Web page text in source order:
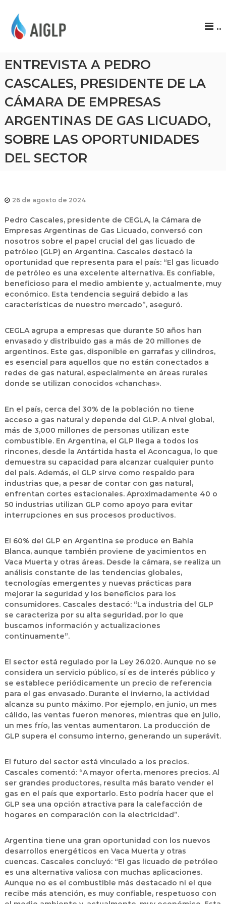
P
..
ENTREVISTA A PEDRO
CASCALES, PRESIDENTE DE LA
CÁMARA DE EMPRESAS
ARGENTINAS DE GAS LICUADO,
SOBRE LAS OPORTUNIDADES
DEL SECTOR
26 de agosto de 2024
Pedro Cascales, presidente de CEGLA, la Cámara de
Empresas Argentinas de Gas Licuado, conversó con
nosotros sobre el papel crucial del gas licuado de
petróleo (GLP) en Argentina. Cascales destacó la
oportunidad que representa para el país: “El gas licuado
de petróleo es una excelente alternativa. Es confiable,
beneficioso para el medio ambiente y, actualmente, muy
económico. Esta tendencia seguirá debido a las
características de nuestro mercado”, aseguró.
CEGLA agrupa a empresas que durante 50 años han
envasado y distribuido gas a más de 20 millones de
argentinos. Este gas, disponible en garrafas y cilindros,
es esencial para aquellos que no están conectados a
redes de gas natural, especialmente en áreas rurales
donde se utilizan conocidos «chanchas».
En el país, cerca del 30% de la población no tiene
acceso a gas natural y depende del GLP. A nivel global,
más de 3,000 millones de personas utilizan este
combustible. En Argentina, el GLP llega a todos los
rincones, desde la Antártida hasta el Aconcagua, lo que
demuestra su capacidad para alcanzar cualquier punto
del país. Además, el GLP sirve como respaldo para
industrias que, a pesar de contar con gas natural,
enfrentan cortes estacionales. Aproximadamente 40 o
50 industrias utilizan GLP como apoyo para evitar
interrupciones en sus procesos productivos.
El 60% del GLP en Argentina se produce en Bahía
Blanca, aunque también proviene de yacimientos en
Vaca Muerta y otras áreas. Desde la cámara, se realiza un
análisis constante de las tendencias globales,
tecnologías emergentes y nuevas prácticas para
mejorar la seguridad y los beneficios para los
consumidores. Cascales destacó: “La industria del GLP
se caracteriza por su alta seguridad, por lo que
buscamos información y actualizaciones
continuamente”.
El sector está regulado por la Ley 26.020. Aunque no se
considera un servicio público, sí es de interés público y
se establece periódicamente un precio de referencia
para el gas envasado. Durante el invierno, la actividad
alcanza su punto máximo. Por ejemplo, en junio, un mes
cálido, las ventas fueron menores, mientras que en julio,
un mes frío, las ventas aumentaron. La producción de
GLP supera el consumo interno, generando un superávit.
El futuro del sector está vinculado a los precios.
Cascales comentó: “A mayor oferta, menores precios. Al
ser grandes productores, resulta más barato vender el
gas en el país que exportarlo. Esto podría hacer que el
GLP sea una opción atractiva para la calefacción de
hogares en comparación con la electricidad”.
Argentina tiene una gran oportunidad con los nuevos
desarrollos energéticos en Vaca Muerta y otras
cuencas. Cascales concluyó: “El gas licuado de petróleo
es una alternativa valiosa con muchas aplicaciones.
Aunque no es el combustible más destacado ni el que
recibe más atención, es muy confiable, respetuoso con